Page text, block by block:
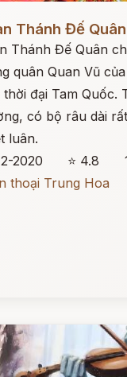
Thánh Đế Quân
Thánh Đế Quân
quân Quan Vũ
thời đại Tam Quốc.
có bộ râu dài
luân.
2020
⭐ 4.8
thoại Trung Hoa